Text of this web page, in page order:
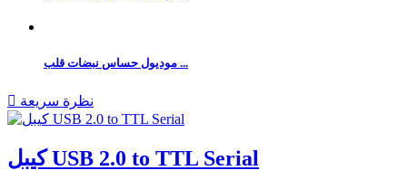
موديول حساس نبضات قلب ...
 نظرة سريعة
كيبل USB 2.0 to TTL Serial